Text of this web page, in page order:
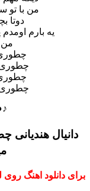
من با تو
دوتا بچه
یه بارم اومدم
من
چطوری
چطوری
چطوری
چطوری
هندیانی
اهنگ روی لینک